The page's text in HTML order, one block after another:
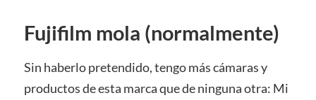
Fujifilm mola (normalmente)
Sin haberlo pretendido, tengo más cámaras y
productos de esta marca que de ninguna otra: Mi